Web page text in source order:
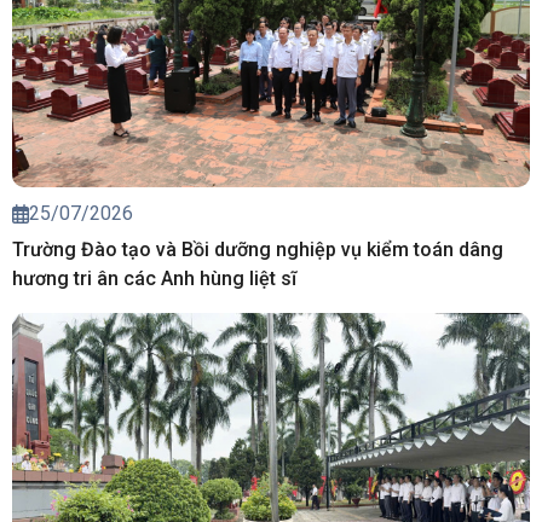
25/07/2026
Trường Đào tạo và Bồi dưỡng nghiệp vụ kiểm toán dâng
hương tri ân các Anh hùng liệt sĩ